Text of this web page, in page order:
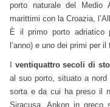
porto naturale del Medio
marittimi con la Croazia,
È il primo porto adriatico
l’anno) e uno dei primi per
ventiquattro secoli di
al suo porto, situato a
sorta e da cui ha preso il
Siracusa, Ankon in greco